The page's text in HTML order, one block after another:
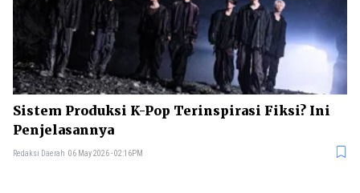
Sistem Produksi K-Pop Terinspirasi Fiksi? Ini
Penjelasannya
Redaksi Daerah 06 May 2026 - 02:16PM